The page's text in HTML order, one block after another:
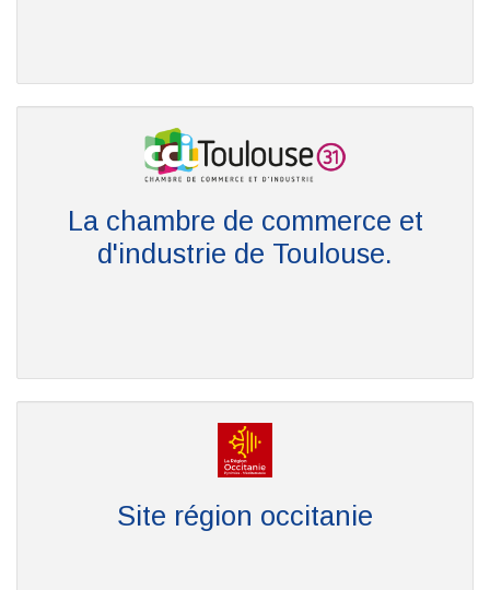
La chambre de commerce et
d'industrie de Toulouse.
Site région occitanie